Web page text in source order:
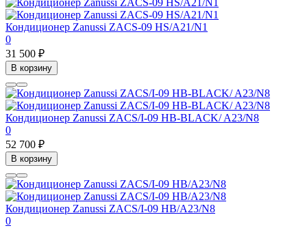
Кондиционер Zanussi ZACS-09 HS/A21/N1
0
31 500 ₽
В корзину
Кондиционер Zanussi ZACS/I-09 HB-BLACK/ A23/N8
0
52 700 ₽
В корзину
Кондиционер Zanussi ZACS/I-09 HB/A23/N8
0